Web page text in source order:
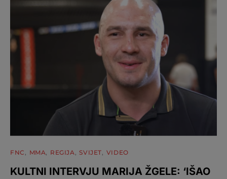
FNC MMA REGIJA SVIJET VIDEO
KULTNI INTERVJU MARIJA ŽGELE: ‘IŠAO